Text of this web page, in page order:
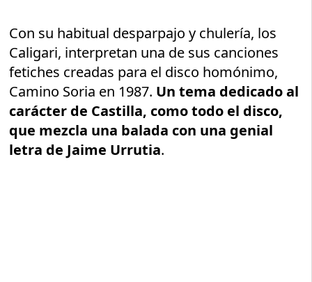
Con su habitual desparpajo y chulería, los
Caligari, interpretan una de sus canciones
fetiches creadas para el disco homónimo,
Camino Soria en 1987. Un tema dedicado al
carácter de Castilla, como todo el disco,
que mezcla una balada con una genial
letra de Jaime Urrutia.